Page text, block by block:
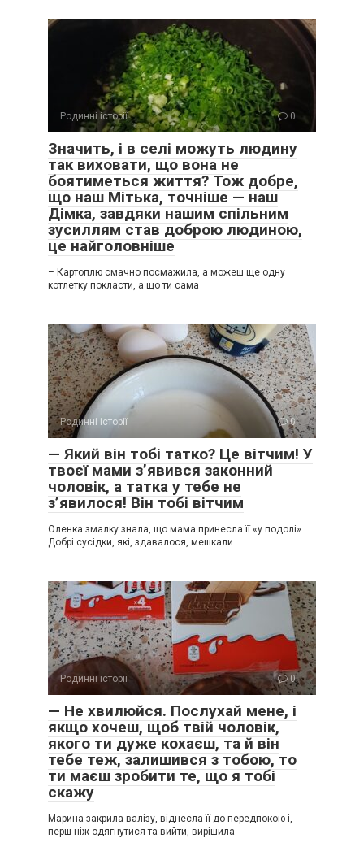
Родинні історії 0
Значить, і в селі можуть людину
так виховати, що вона не
боятиметься життя? Тож добре,
що наш Мітька, точніше — наш
Дімка, завдяки нашим спільним
зусиллям став доброю людиною,
це найголовніше
– Картоплю смачно посмажила, а можеш ще одну
котлетку покласти, а що ти сама
Родинні історії 0
— Який він тобі татко? Це вітчим! У
твоєї мами з’явився законний
чоловік, а татка у тебе не
з’явилося! Він тобі вітчим
Оленка змалку знала, що мама принесла її «у подолі».
Добрі сусідки, які, здавалося, мешкали
Родинні історії 0
— Не хвилюйся. Послухай мене, і
якщо хочеш, щоб твій чоловік,
якого ти дуже кохаєш, та й він
тебе теж, залишився з тобою, то
ти маєш зробити те, що я тобі
скажу
Марина закрила валізу, віднесла її до передпокою і,
перш ніж одягнутися та вийти, вирішила